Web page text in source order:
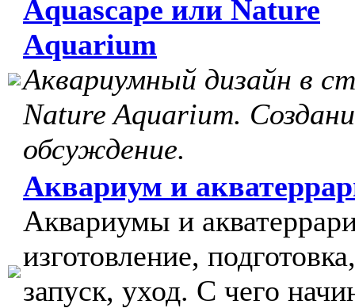
Aquascape или Nature
Aquarium
Аквариумный дизайн в
Nature Aquarium.
обсуждение.
Аквариум и
Аквариумы и
изготовление, подготовка,
запуск, уход. С чего